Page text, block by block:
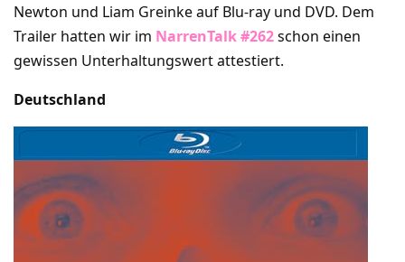
Newton und Liam Greinke auf Blu-ray und DVD. Dem
Trailer hatten wir im NarrenTalk #262schon einen
gewissen Unterhaltungswert attestiert.
Deutschland